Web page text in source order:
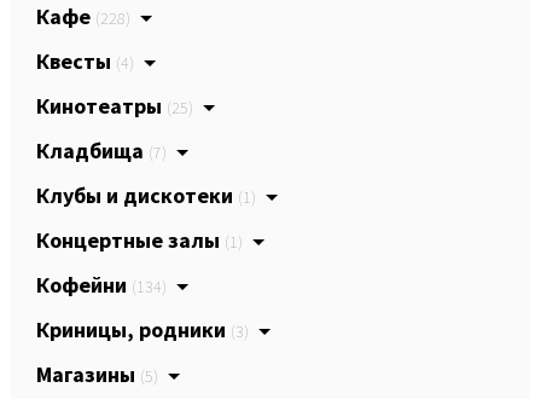
Кафе (228)
Квесты (4)
Кинотеатры (25)
Кладбища (7)
Клубы и дискотеки (1)
Концертные залы (1)
Кофейни (134)
Криницы, родники (3)
Магазины (5)